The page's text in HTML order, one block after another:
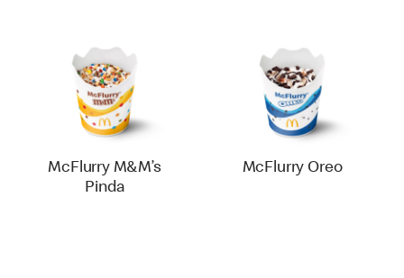
McFlurry M&M’s
Pinda
McFlurry Oreo